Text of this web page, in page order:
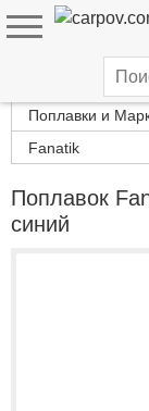
Каталог товаров
Поплавки и
Fanatik
Поплавок
синий